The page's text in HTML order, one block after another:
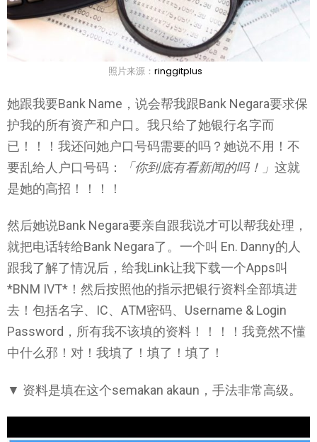
照片来源： ringgitplus
她跟我要Bank Name，说会帮我跟Bank Negara要求保
护我的所有资产和户口。我只给了她银行名字而
已！！！我还问她户口号码需要的吗？她说不用！不
要乱给人户口号码：
「你到底有看新闻的吗！」 这就
是她的高招！！！！
然后她说Bank Negara要亲自跟我说才可以帮我处理，
就把电话转给Bank Negara了。一个叫 En. Danny的人
跟我了解了情况后，给我Link让我下载一个Apps叫
*BNM IVT*！然后按照他的指示把银行资料全部填进
去！包括名字、IC、ATM密码、Username & Login
Password，所有我不该填的资料！！！！我竟然不懂
中什么邪！对！我填了！填了！填了！
▼ 资料是填在这个semakan akaun，手法非常高级。